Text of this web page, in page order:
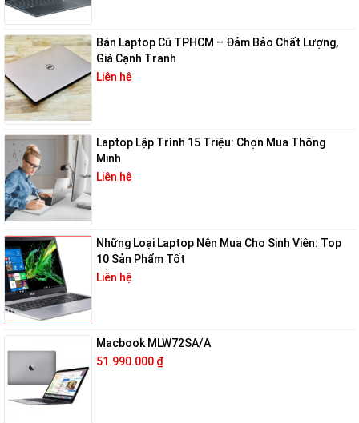
Bán Laptop Cũ TPHCM – Đảm Bảo Chất Lượng,
Giá Cạnh Tranh
Liên hệ
Laptop Lập Trình 15 Triệu: Chọn Mua Thông
Minh
Liên hệ
Những Loại Laptop Nên Mua Cho Sinh Viên: Top
10 Sản Phẩm Tốt
Liên hệ
Macbook MLW72SA/A
51.990.000₫